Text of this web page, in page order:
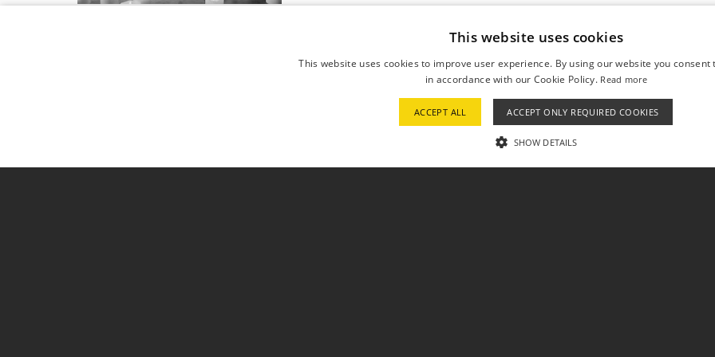
This website uses cookies
This website uses cookies to improve user experience. By using our website you consent
in accordance with our Cookie Policy. Read more
ACCEPT ALL ACCEPT ONLY REQUIRED COOKIES
SHOW DETAILS
STRICTLY NECESSARY PERFORMANCE TARGETING